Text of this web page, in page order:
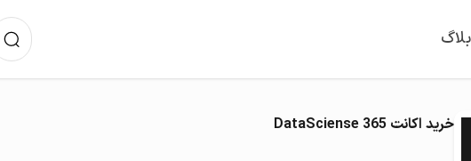
بلاگ
خرید اکانت 365 DataSciense